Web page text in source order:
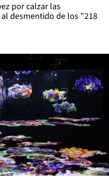
por calzar las
desmentido de los "218